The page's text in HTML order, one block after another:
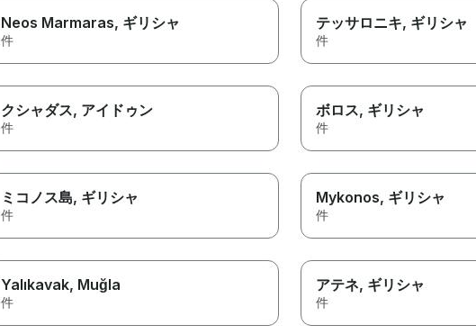
Neos Marmaras, ギリシャ
件
テッサロニキ, ギリシャ
件
クシャダス, アイドゥン
件
ボロス, ギリシャ
件
ミコノス島, ギリシャ
件
Mykonos, ギリシャ
件
Yalıkavak, Muğla
件
アテネ, ギリシャ
件